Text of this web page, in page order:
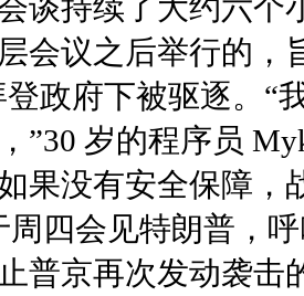
谈持续了大约六个
会议之后举行的，
登政府下被驱逐。
”30 岁的程序员
果没有安全保障，
周四会见特朗普，
普京再次发动袭击